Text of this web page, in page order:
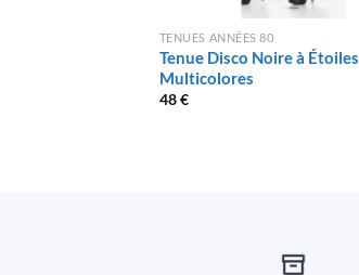
TENUES ANNÉES 80
Tenue Disco Noire à Étoiles
Multicolores
48€